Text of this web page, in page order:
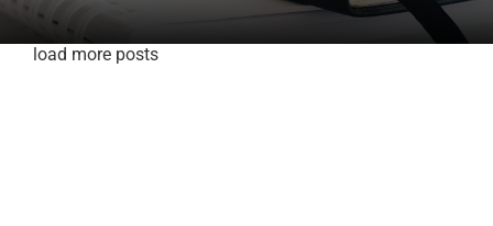
load more posts